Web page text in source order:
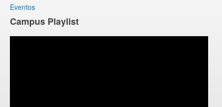
Eventos
Campus Playlist